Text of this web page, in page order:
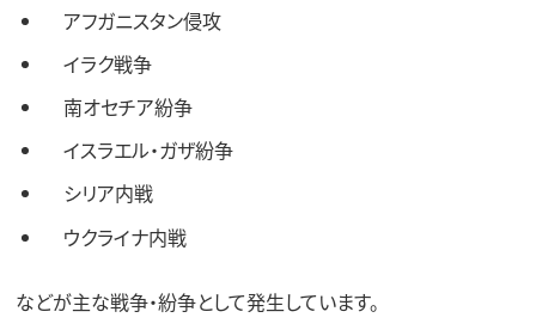
アフガニスタン侵攻
イラク戦争
南オセチア紛争
イスラエル・ガザ紛争
シリア内戦
ウクライナ内戦
などが主な戦争・紛争として発生しています。